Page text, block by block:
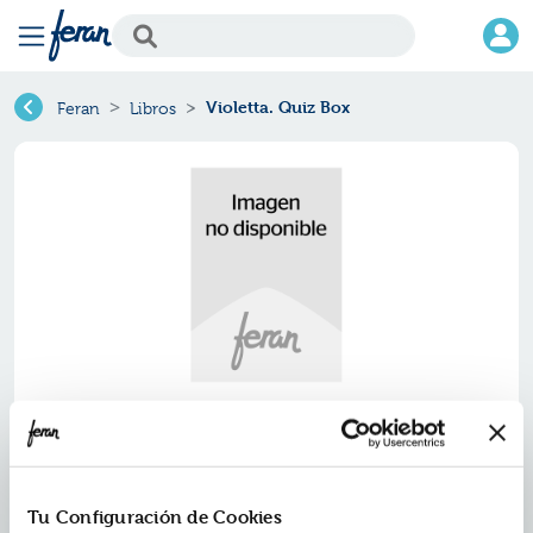
Tu Configuración de Cookies
Feran Libros Violetta. Quiz Box
Violetta. quiz box
ISBN:9788444134833